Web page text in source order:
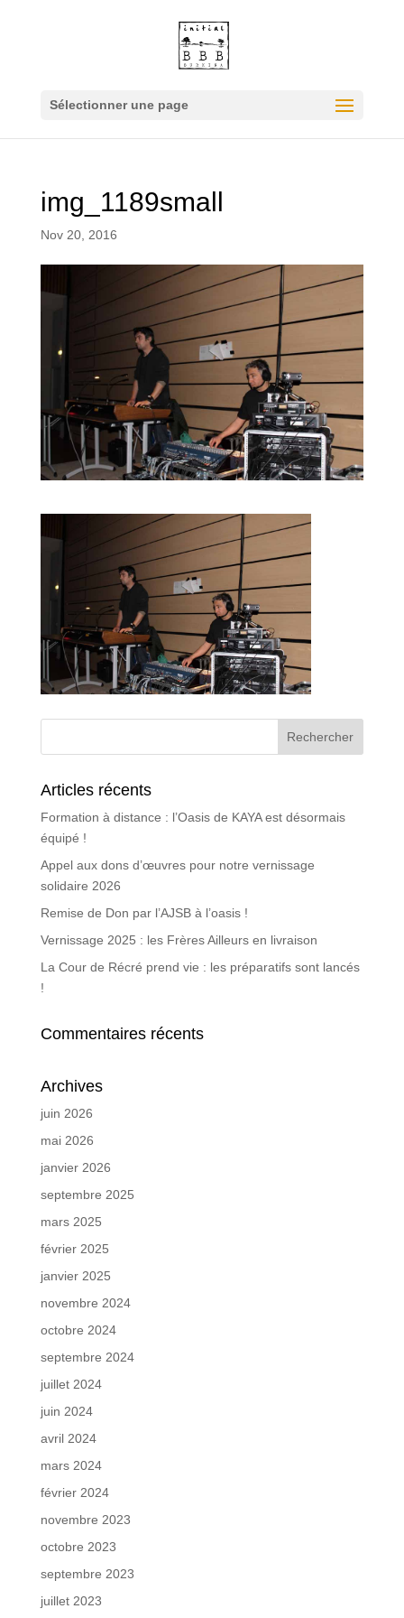
Sélectionner une page
img_1189small
Nov 20, 2016
Articles récents
Formation à distance : l’Oasis de KAYA est désormais
équipé !
Appel aux dons d’œuvres pour notre vernissage
solidaire 2026
Remise de Don par l’AJSB à l’oasis !
Vernissage 2025 : les Frères Ailleurs en livraison
La Cour de Récré prend vie : les préparatifs sont lancés
!
Commentaires récents
Archives
juin 2026
mai 2026
janvier 2026
septembre 2025
mars 2025
février 2025
janvier 2025
novembre 2024
octobre 2024
septembre 2024
juillet 2024
juin 2024
avril 2024
mars 2024
février 2024
novembre 2023
octobre 2023
septembre 2023
juillet 2023